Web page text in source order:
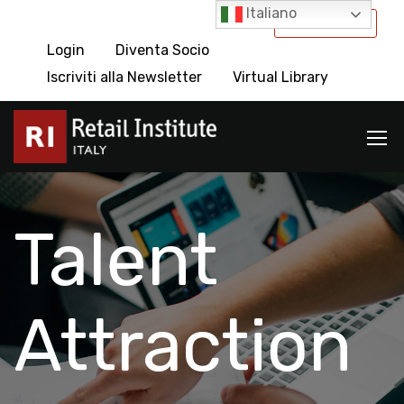
International
Login
Diventa Socio
Iscriviti alla Newsletter
Virtual Library
Talent
Attraction
Italiano